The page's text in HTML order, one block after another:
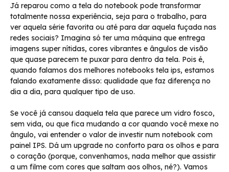
Já reparou como a tela do notebook pode transformar
totalmente nossa experiência, seja para o trabalho, para
ver aquela série favorita ou até para dar aquela fuçada nas
redes sociais? Imagina só ter uma máquina que entrega
imagens super nítidas, cores vibrantes e ângulos de visão
que quase parecem te puxar para dentro da tela. Pois é,
quando falamos dos melhores notebooks tela ips, estamos
falando exatamente disso: qualidade que faz diferença no
dia a dia, para qualquer tipo de uso.
Se você já cansou daquela tela que parece um vidro fosco,
sem vida, ou que fica mudando a cor quando você mexe no
ângulo, vai entender o valor de investir num notebook com
painel IPS. Dá um upgrade no conforto para os olhos e para
o coração (porque, convenhamos, nada melhor que assistir
a um filme com cores que saltam aos olhos, né?). Vamos